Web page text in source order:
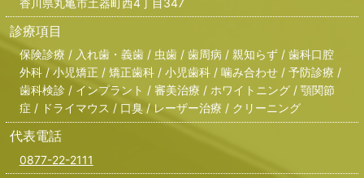
診療項目
保険診療 / 入れ歯・義歯 / 虫歯 / 歯周病 / 親知らず / 歯科口腔
外科 / 小児矯正 / 矯正歯科 / 小児歯科 / 噛み合わせ / 予防診療 /
歯科検診 / インプラント / 審美治療 / ホワイトニング / 顎関節
症 / ドライマウス / 口臭 / レーザー治療 / クリーニング
代表電話
0877-22-2111